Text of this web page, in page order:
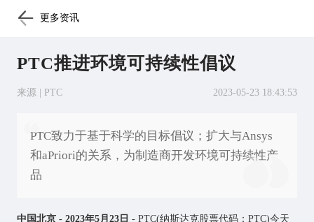
更多资讯
PTC推进环境可持续性倡议
来源 | PTC 2023-05-23 18:43:53
PTC致力于基于科学的目标倡议；扩大与Ansys
和aPriori的关系，为制造商开发环境可持续性产
品
中国北京 - 2023年5月23日 - PTC(纳斯达克股票代码：PTC)今天